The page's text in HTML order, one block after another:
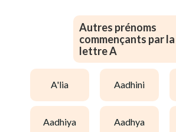
Autres prénoms
commençants par la
lettre A
a'lia aadhini
aadhiya aadhya